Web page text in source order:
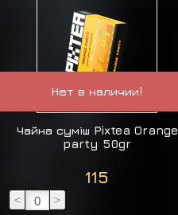
Нет в наличии!
Чайна суміш Pixtea Orange
party 50gr
115
< >